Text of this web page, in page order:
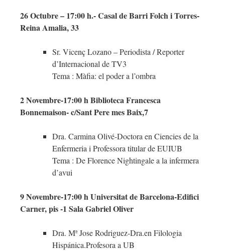
26 Octubre – 17:00 h.- Casal de Barri Folch i Torres-
Reina Amalia, 33
Sr. Vicenç Lozano – Periodista / Reporter
d’Internacional de TV3
Tema : Màfia: el poder a l’ombra
2 Novembre-17:00 h Biblioteca Francesca
Bonnemaison- c/Sant Pere mes Baix,7
Dra. Carmina Olivé-Doctora en Ciencies de la
Enfermeria i Professora titular de EUIUB
Tema : De Florence Nightingale a la infermera
d’avui
9 Novembre-17:00 h Universitat de Barcelona-Edifici
Carner, pis -1 Sala Gabriel Oliver
Dra. Mª Jose Rodriguez-Dra.en Filologia
Hispánica.Profesora a UB